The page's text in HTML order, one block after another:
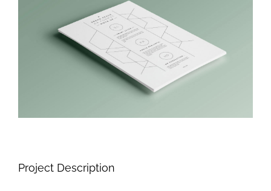
Project Description